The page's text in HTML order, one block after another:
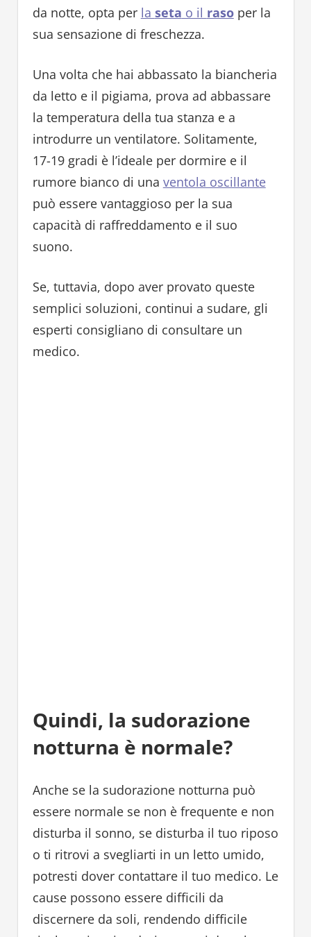
da notte, opta per la seta o il rasoper la
sua sensazione di freschezza.
Una volta che hai abbassato la biancheria
da letto e il pigiama, prova ad abbassare
la temperatura della tua stanza e a
introdurre un ventilatore. Solitamente,
17-19 gradi è l’ideale per dormire e il
rumore bianco di una ventola oscillante
può essere vantaggioso per la sua
capacità di raffreddamento e il suo
suono.
Se, tuttavia, dopo aver provato queste
semplici soluzioni, continui a sudare, gli
esperti consigliano di consultare un
medico.
Quindi, la sudorazione
notturna è normale?
Anche se la sudorazione notturna può
essere normale se non è frequente e non
disturba il sonno, se disturba il tuo riposo
o ti ritrovi a svegliarti in un letto umido,
potresti dover contattare il tuo medico. Le
cause possono essere difficili da
discernere da soli, rendendo difficile